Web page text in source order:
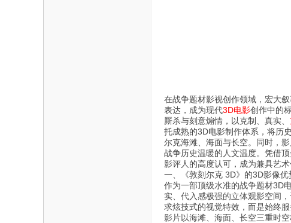
在战争题材影视创作领域，宏大
表达，成为现代3D电影创作中的
厮杀与刻意煽情，以克制、真实、
托成熟的3D电影制作体系，将历
尔克海滩、海面与长空。同时，
战争历史温暖的人文温度。凭借
影评人的高度认可，成为兼具艺
一、《敦刻尔克 3D》的3D影像
作为一部顶级水准的战争题材3D
实、代入感极强的立体观影空间
求炫技式的视觉特效，而是始终
影片以海滩、海面、长空三重时